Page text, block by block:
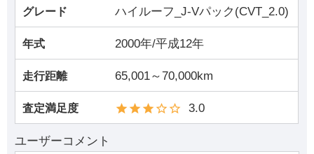
グレード ハイルーフ_J-Vパック(CVT_2.0)
年式 2000年/平成12年
走行距離 65,001～70,000km
査定満足度 3.0
ユーザーコメント